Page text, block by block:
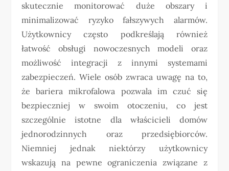
skutecznie monitorować duże obszary i
minimalizować ryzyko fałszywych alarmów.
Użytkownicy często podkreślają również
łatwość obsługi nowoczesnych modeli oraz
możliwość integracji z innymi systemami
zabezpieczeń. Wiele osób zwraca uwagę na to,
że bariera mikrofalowa pozwala im czuć się
bezpieczniej w swoim otoczeniu, co jest
szczególnie istotne dla właścicieli domów
jednorodzinnych oraz przedsiębiorców.
Niemniej jednak niektórzy użytkownicy
wskazują na pewne ograniczenia związane z